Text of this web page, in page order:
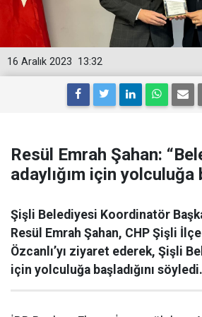
13:32
16 Aralık 2023
Resül Emrah Şahan:
adaylığım için yolculuğa
Şişli Belediyesi Koordinatör
Resül Emrah Şahan, CHP Şişli
Özcanlı’yı ziyaret ederek, Şişli
için yolculuğa başladığını söyledi.